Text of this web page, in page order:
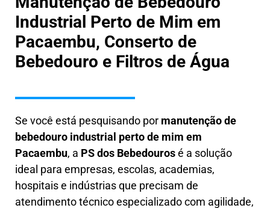
Industrial Perto de Mim em
Pacaembu, Conserto de
Bebedouro e Filtros de Água
Se você está pesquisando por manutenção de
bebedouro industrial perto de mim em
Pacaembu, a PS dos Bebedourosé a solução
ideal para empresas, escolas, academias,
hospitais e indústrias que precisam de
atendimento técnico especializado com agilidade,